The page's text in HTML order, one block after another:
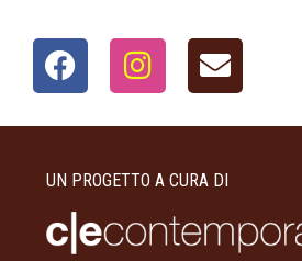
UN PROGETTO A CURA DI